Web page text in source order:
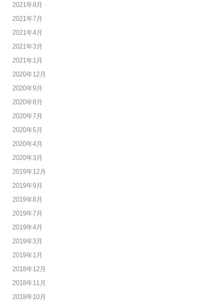
2021年8月
2021年7月
2021年4月
2021年3月
2021年1月
2020年12月
2020年9月
2020年8月
2020年7月
2020年5月
2020年4月
2020年3月
2019年12月
2019年9月
2019年8月
2019年7月
2019年4月
2019年3月
2019年1月
2018年12月
2018年11月
2018年10月